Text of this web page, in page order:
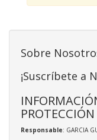
Sobre
¡Suscríbete a
Responsable: GARCIA